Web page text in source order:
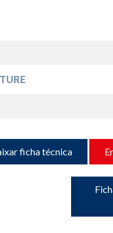
ficha técnica